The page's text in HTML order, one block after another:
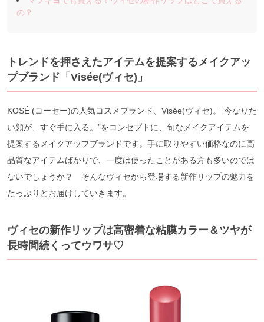
の？
トレンドを押さえたアイテムを提案するメイクアッ
プブランド「Visée(ヴィセ)」
KOSÉ (コーセー)の人気コスメブランド、Visée(ヴィセ)。”今なりた
い顔が、すぐ手に入る。”をコンセプトに、旬なメイクアイテムを
提案するメイクアップブランドです。手に取りやすい価格なのに高
品質なアイテムばかりで、一度は使ったことがある方も多いのでは
ないでしょうか？ そんなヴィセから登場する新作リップの魅力を
たっぷりとお届けしていきます。
ヴィセの新作リップは高密着な粘膜カラー＆ツヤが
長時間続くってウワサ♡